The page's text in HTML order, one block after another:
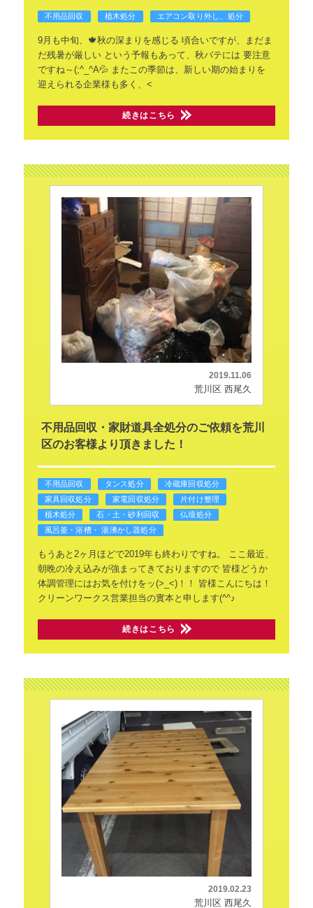
不用品回収 植木処分 エアコン取り外し、処分
9月も中旬、🍁秋の深まりを感じる 頃合いですが、まだま
だ残暑が厳しいという予報もあって、秋バテには 要注意
ですね～(;^_^A💦 またこの季節は、新しい期の始まりを
迎えられる企業様も多く、<
続きはこちら
2019.11.06
荒川区 西尾久
不用品回収・家財道具全処分のご依頼を荒川
区のお客様より頂きました！
不用品回収 タンス処分
冷蔵庫回収処分
家具回収処分
家電回収処分
片付け整理
植木処分
石・土・砂利回収
仏壇処分
風呂釜・浴槽・ 湯沸かし器処分
もうあと2ヶ月ほどで2019年も終わりですね。
ここ最近、
朝晩の冷え込みが強まってきておりますので皆様どうか
体調管理にはお気を付けをッ(>_<)！！
皆様こんにちは！
クリーンワークス営業担当の實本と申します(^^♪
続きはこちら
2019.02.23
荒川区 西尾久